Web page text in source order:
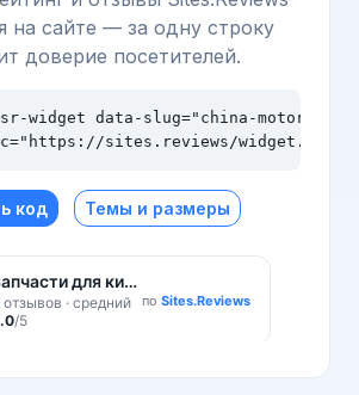
на сайте — за одну строку
доверие посетителей.
widget data-slug="china-motor.ru"
sites.reviews/widget.js"
код Темы и размеры